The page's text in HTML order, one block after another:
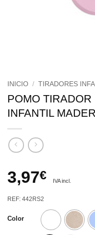
INICIO / TIRADORES
POMO
INFANTIL
3,97€ IVA incl.
REF: 442RS2
Color